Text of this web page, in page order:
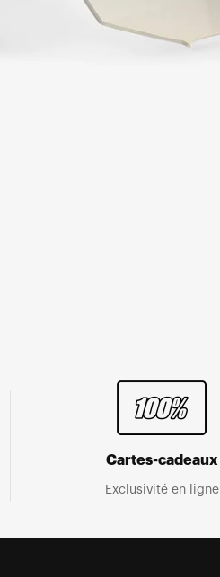
Cartes-cadeaux
Exclusivité en ligne